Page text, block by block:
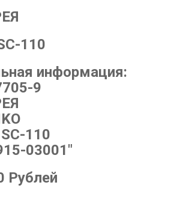
110
информация:
9
110
03001"
Рублей